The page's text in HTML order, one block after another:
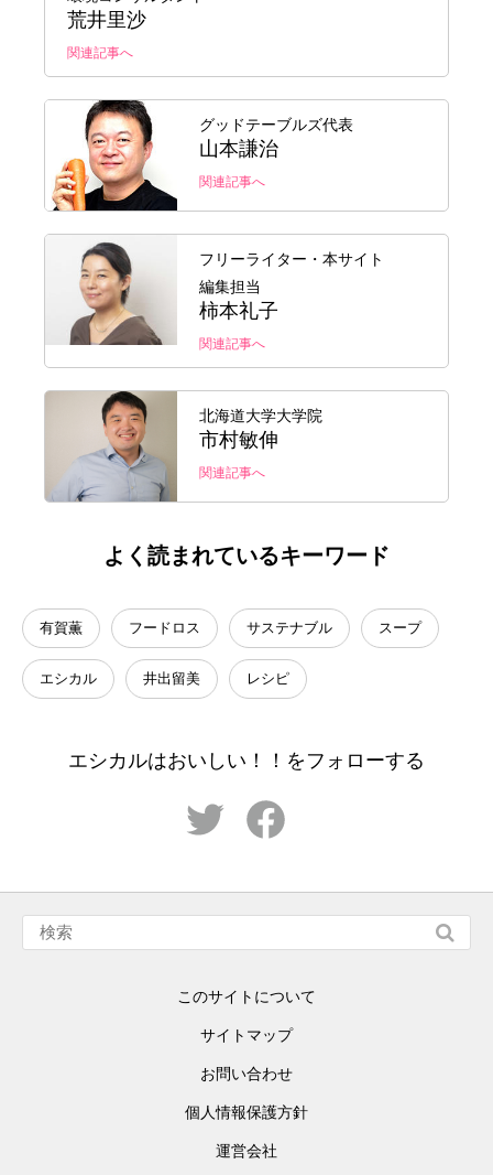
荒井里沙
関連記事へ
グッドテーブルズ代表
山本謙治
関連記事へ
フリーライター・本サイト
編集担当
柿本礼子
関連記事へ
北海道大学大学院
市村敏伸
関連記事へ
よく読まれているキーワード
有賀薫 フードロス サステナブル スープ
エシカル 井出留美 レシピ
エシカルはおいしい！！をフォローする
このサイトについて
サイトマップ
お問い合わせ
個人情報保護方針
運営会社